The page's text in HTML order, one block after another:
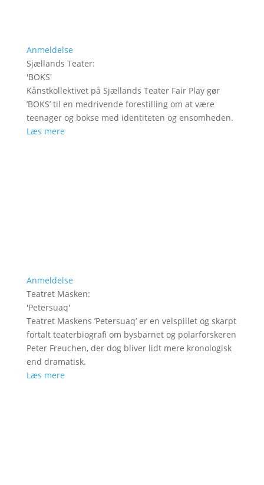
Anmeldelse
Sjællands Teater:
'BOKS'
Kånstkollektivet på Sjællands Teater Fair Play gør
’BOKS’ til en medrivende forestilling om at være
teenager og bokse med identiteten og ensomheden.
Læs mere
Anmeldelse
Teatret Masken:
'Petersuaq'
Teatret Maskens ’Petersuaq’ er en velspillet og skarpt
fortalt teaterbiografi om bysbarnet og polarforskeren
Peter Freuchen, der dog bliver lidt mere kronologisk
end dramatisk.
Læs mere